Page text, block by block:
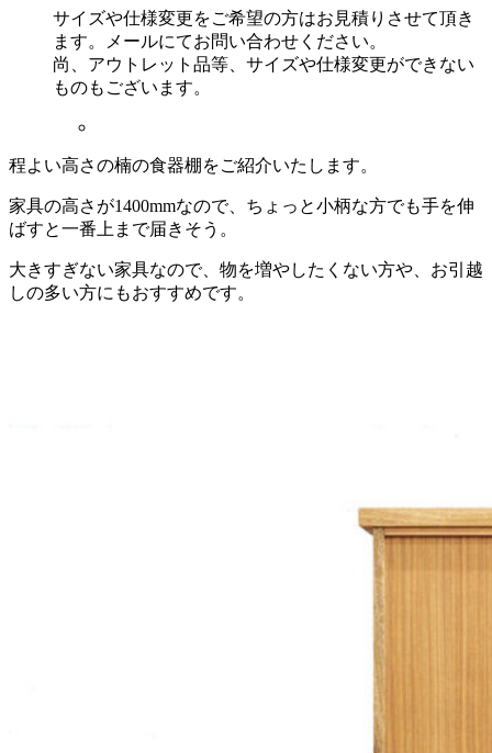
サイズや仕様変更をご希望の方はお見積りさせて頂き
ます。メールにてお問い合わせください。
尚、アウトレット品等、サイズや仕様変更ができない
ものもございます。
程よい高さの楠の食器棚をご紹介いたします。
家具の高さが1400mmなので、ちょっと小柄な方でも手を伸
ばすと一番上まで届きそう。
大きすぎない家具なので、物を増やしたくない方や、お引越
しの多い方にもおすすめです。